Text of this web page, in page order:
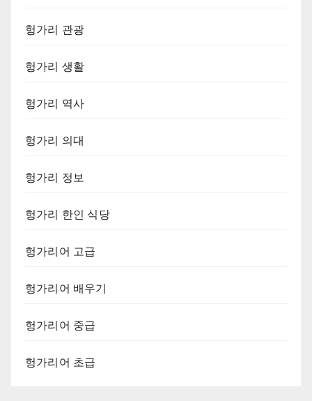
헝가리 관광
헝가리 생활
헝가리 역사
헝가리 의대
헝가리 정보
헝가리 한인 식당
헝가리어 고급
헝가리어 배우기
헝가리어 중급
헝가리어 초급